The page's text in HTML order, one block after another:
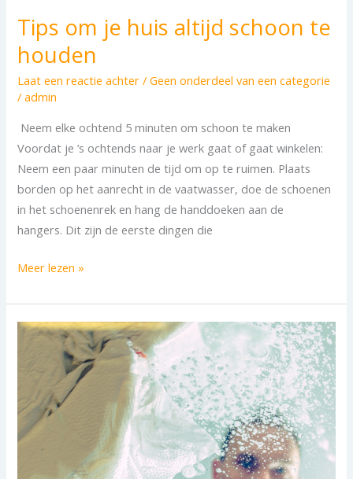
Tips om je huis altijd schoon te
houden
Laat een reactie achter /Geen onderdeel van een categorie
/admin
Neem elke ochtend 5 minuten om schoon te maken
Voordat je ’s ochtends naar je werk gaat of gaat winkelen:
Neem een paar minuten de tijd om op te ruimen. Plaats
borden op het aanrecht in de vaatwasser, doe de schoenen
in het schoenenrek en hang de handdoeken aan de
hangers. Dit zijn de eerste dingen die
Meer lezen »
Schoonmaakbedrijf